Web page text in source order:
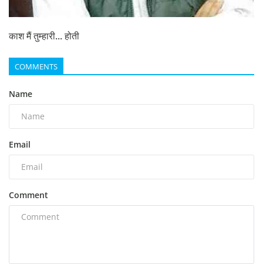
काश मैं तुम्हारी... होती
COMMENTS
Name
Email
Comment